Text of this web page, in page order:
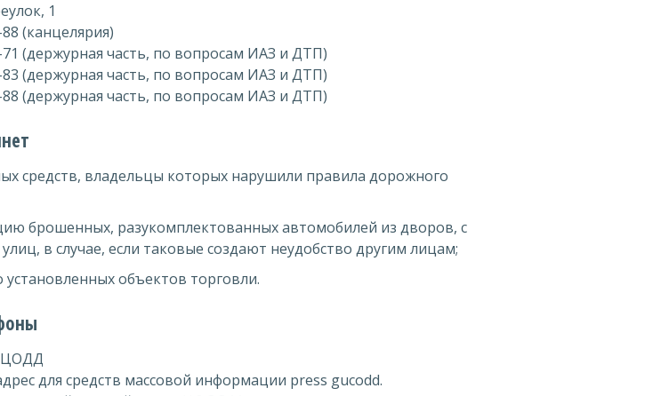
1
(канцелярия)
71 (держурная часть, по вопросам ИАЗ и ДТП)
83 (держурная часть, по вопросам ИАЗ и ДТП)
88 (держурная часть, по вопросам ИАЗ и ДТП)
средств, владельцы которых нарушили правила дорожного
брошенных, разукомплектованных автомобилей из дворов, с
в случае, если таковые создают неудобство другим лицам;
объектов торговли.
ЦОДД
для средств массовой информации press gucodd.